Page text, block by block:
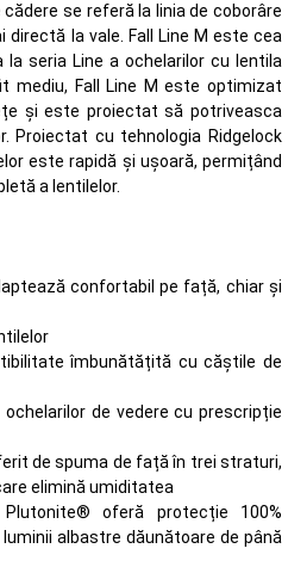
cădere se referă la linia de coborâre
la vale. Fall Line M este cea
seria Line a ochelarilor cu lentila
mediu, Fall Line M este optimizat
și este proiectat să potriveasca
Proiectat cu tehnologia Ridgelock
este rapidă și ușoară, permițând
a lentilelor.
confortabil pe față, chiar și
îmbunătățită cu căștile de
de vedere cu prescripție
de spuma de față în trei straturi,
elimină umiditatea
oferă protecție 100%
albastre dăunătoare de până